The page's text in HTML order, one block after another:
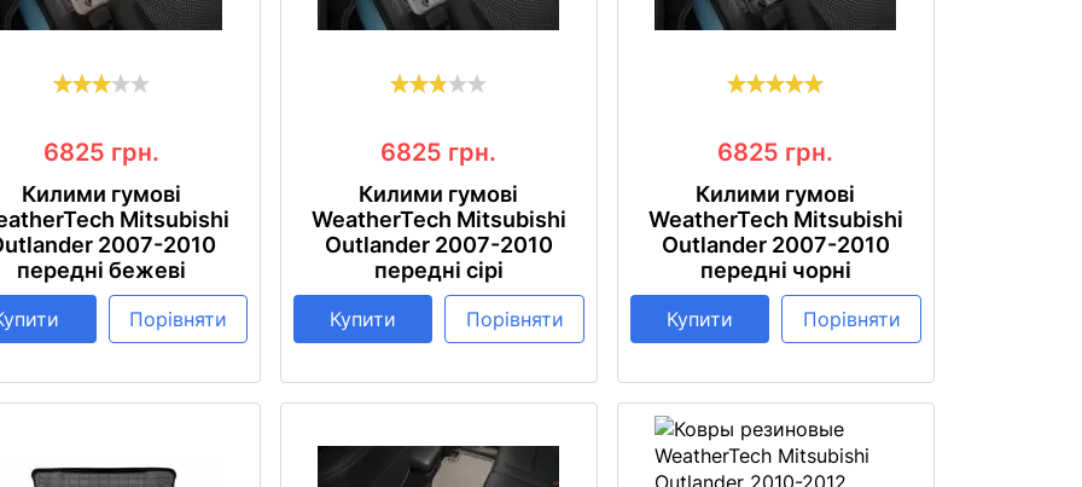
6825 грн.
Килими гумові
Mitsubishi
2007-2010
передні бежеві
Порівняти
6825 грн.
Килими гумові
WeatherTech Mitsubishi
Outlander 2007-2010
передні сірі
Купити Порівняти
6825 грн.
Килими гумові
WeatherTech Mitsubishi
Outlander 2007-2010
передні чорні
Купити Порівняти